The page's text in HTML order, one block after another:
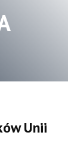
Unii